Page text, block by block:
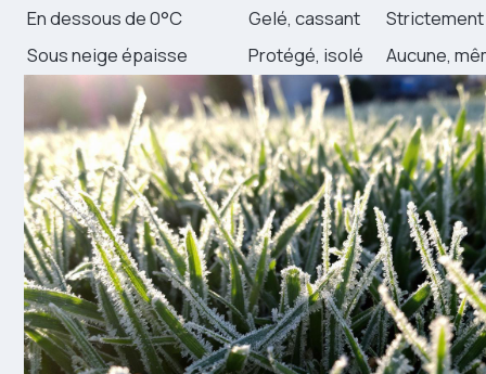
En dessous de 0°C Gelé, cassant
Sous neige épaisse
Protégé, isolé Aucune,